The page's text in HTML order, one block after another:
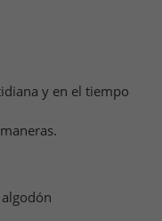
y en el tiempo